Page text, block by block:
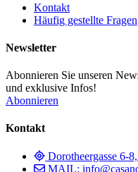
Kontakt
Häufig gestellte Fragen
Newsletter
Abonnieren Sie unseren
und exklusive Infos!
Abonnieren
Kontakt
Dorotheergasse 6-
MAIL: